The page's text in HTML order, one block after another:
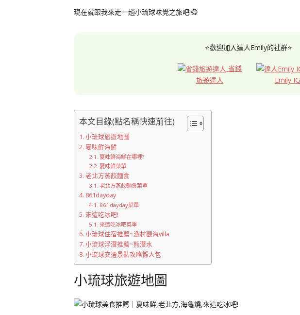
現在就跟我來走一趟小琉球味覺之旅吧!😋
⭐歡迎加入達人Emily的社群⭐
省錢
旅遊達人
Emily IG
本文目錄(點名稱快速前往)
小琉球旅遊地圖
夏味鮮海鮮
夏味鮮海鮮在哪裡?
夏味鮮菜單
老北方蒸餃麵食
老北方蒸餃麵食菜單
861dayday
861dayday菜單
來這吃冰吧!
來這吃冰吧菜單
小琉球住宿推薦~漁村觀海villa
小琉球浮潛推薦~熊潛水
小琉球交通景點攻略懶人包
小琉球旅遊地圖